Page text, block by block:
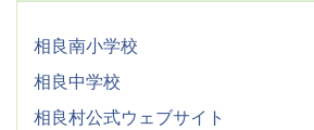
相良南小学校
相良中学校
相良村公式ウェブサイト